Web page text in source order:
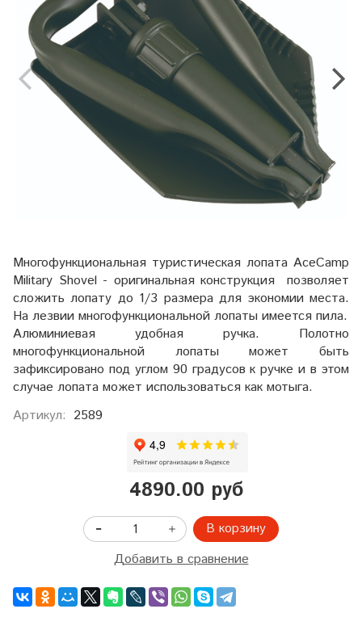
Многофункциональная туристическая лопата AceCamp
Military Shovel - оригинальная конструкция позволяет
сложить лопату до 1/3 размера для экономии места.
На лезвии многофункциональной лопаты имеется пила.
Алюминиевая удобная ручка. Полотно
многофункциональной лопаты может быть
зафиксировано под углом 90 градусов к ручке и в этом
случае лопата может использоваться как мотыга.
Артикул: 2589
4890.00 руб
В корзину
Добавить в сравнение